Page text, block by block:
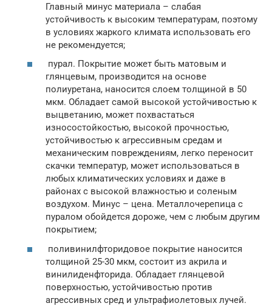
Главный минус материала – слабая
устойчивость к высоким температурам, поэтому
в условиях жаркого климата использовать его
не рекомендуется;
пурал. Покрытие может быть матовым и
глянцевым, производится на основе
полиуретана, наносится слоем толщиной в 50
мкм. Обладает самой высокой устойчивостью к
выцветанию, может похвастаться
износостойкостью, высокой прочностью,
устойчивостью к агрессивным средам и
механическим повреждениям, легко переносит
скачки температур, может использоваться в
любых климатических условиях и даже в
районах с высокой влажностью и соленым
воздухом. Минус – цена. Металлочерепица с
пуралом обойдется дороже, чем с любым другим
покрытием;
поливинилфторидовое покрытие наносится
толщиной 25-30 мкм, состоит из акрила и
винилиденфторида. Обладает глянцевой
поверхностью, устойчивостью против
агрессивных сред и ультрафиолетовых лучей.